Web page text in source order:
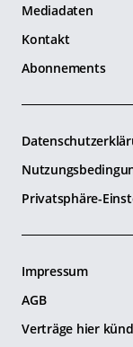
Mediadaten
Kontakt
Abonnements
Privatsphäre-
Impressum
AGB
Verträge hier